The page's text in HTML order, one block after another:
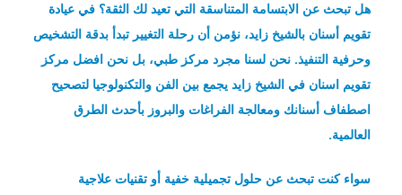
هل تبحث عن الابتسامة المتناسقة التي تعيد لك الثقة؟ في عيادة
تقويم أسنان بالشيخ زايد، نؤمن أن رحلة التغيير تبدأ بدقة التشخيص
وحرفية التنفيذ. نحن لسنا مجرد مركز طبي، بل نحن افضل مركز
تقويم اسنان في الشيخ زايد يجمع بين الفن والتكنولوجيا لتصحيح
اصطفاف أسنانك ومعالجة الفراغات والبروز بأحدث الطرق
العالمية.
سواء كنت تبحث عن حلول تجميلية خفية أو تقنيات علاجية